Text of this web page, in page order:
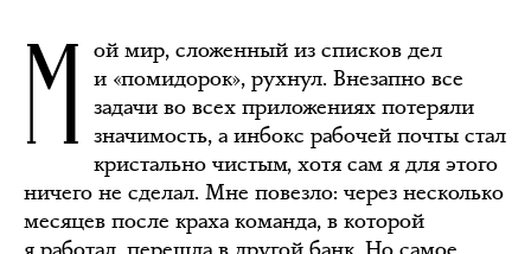
М ой мир, сложенный из списков дел
и «помидорок», рухнул. Внезапно все
задачи во всех приложениях потеряли
значимость, а инбокс рабочей почты стал
кристально чистым, хотя сам я для этого
ничего не сделал. Мне повезло: через несколько
месяцев после краха команда, в которой